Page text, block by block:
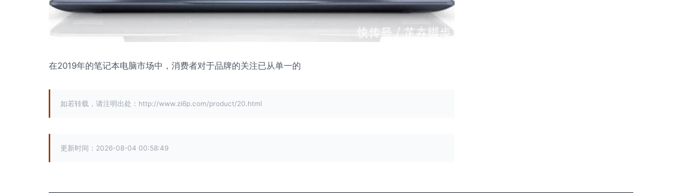
在2019年的笔记本电脑市场中，消费者对于品牌的关注已从单一的
如若转载，请注明出处：http://www.zi6p.com/product/20.html
更新时间：2026-08-04 00:58:49